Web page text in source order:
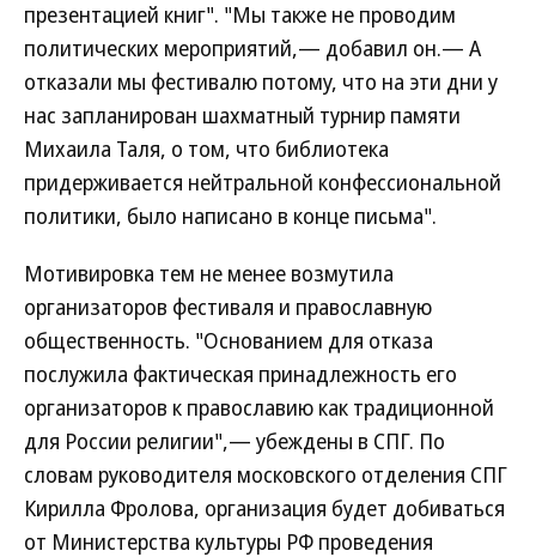
презентацией книг". "Мы также не проводим
политических мероприятий,— добавил он.— А
отказали мы фестивалю потому, что на эти дни у
нас запланирован шахматный турнир памяти
Михаила Таля, о том, что библиотека
придерживается нейтральной конфессиональной
политики, было написано в конце письма".
Мотивировка тем не менее возмутила
организаторов фестиваля и православную
общественность. "Основанием для отказа
послужила фактическая принадлежность его
организаторов к православию как традиционной
для России религии",— убеждены в СПГ. По
словам руководителя московского отделения СПГ
Кирилла Фролова, организация будет добиваться
от Министерства культуры РФ проведения